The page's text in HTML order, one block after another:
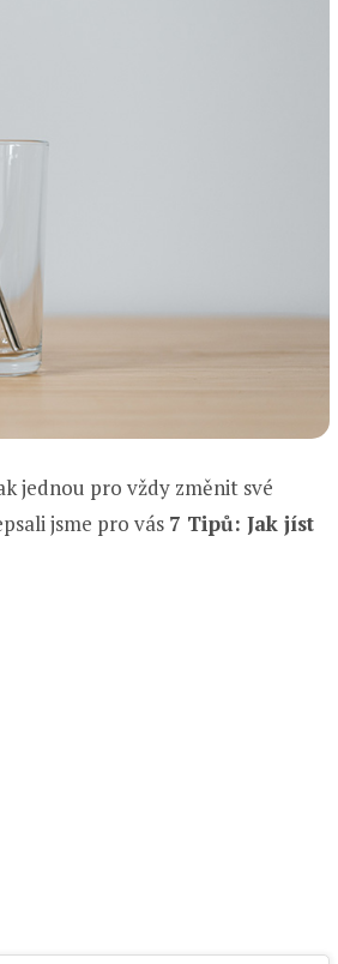
jednou pro vždy změnit své
jsme pro vás 7 Tipů: Jak jíst